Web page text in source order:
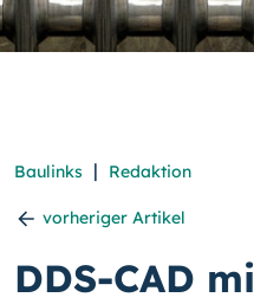
Baulinks | Redaktion
vorheriger Artikel
DDS-CAD